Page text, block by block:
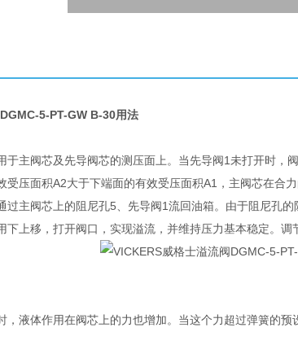
5-PT-GW B-30用法
于主阀芯及先导阀芯的测压面上。当先导阀1未打开时，
受压面积A2大于下端面的有效受压面积A1，主阀芯在合
过主阀芯上的阻尼孔5、先导阀1流回油箱。由于阻尼孔
下上移，打开阀口，实现溢流，并维持压力基本稳定。调
，液体作用在阀芯上的力也增加。当这个力超过弹簧的